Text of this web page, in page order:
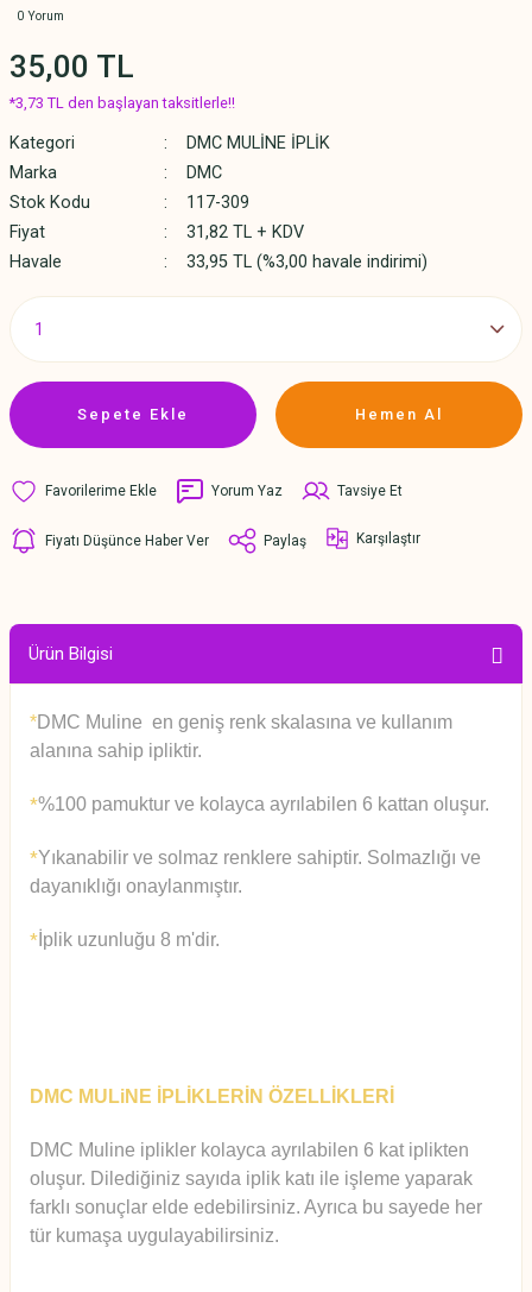
0 Yorum
35,00 TL
*3,73 TL den başlayan taksitlerle!!
Kategori
DMC MULİNE İPLİK
Marka
DMC
Stok Kodu
117-309
Fiyat
31,82 TL + KDV
Havale
33,95 TL (%3,00 havale indirimi)
Sepete Ekle Hemen Al
Yorum Yaz Tavsiye Et
Fiyatı Düşünce Haber Ver Paylaş Karşılaştır
Ürün Bilgisi
*DMC Muline en geniş renk skalasına ve kullanım
alanına sahip ipliktir.
*%100 pamuktur ve kolayca ayrılabilen 6 kattan oluşur.
*Yıkanabilir ve solmaz renklere sahiptir. Solmazlığı ve
dayanıklığı onaylanmıştır.
* İplik uzunluğu 8 m'dir.
DMC MULiNE İPLİKLERİN ÖZELLİKLERİ
DMC Muline iplikler kolayca ayrılabilen 6 kat iplikten
oluşur. Dilediğiniz sayıda iplik katı ile işleme yaparak
farklı sonuçlar elde edebilirsiniz. Ayrıca bu sayede her
tür kumaşa uygulayabilirsiniz.